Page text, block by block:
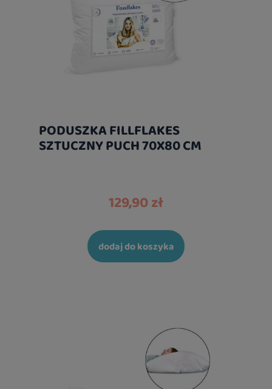
PODUSZKA FILLFLAKES
SZTUCZNY PUCH 70X80 CM
129,90 zł
dodaj do koszyka